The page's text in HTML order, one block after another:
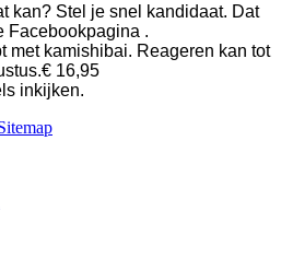
kan? Stel je snel kandidaat. Dat
Facebookpagina .
met kamishibai. Reageren kan tot
€ 16,95
inkijken.